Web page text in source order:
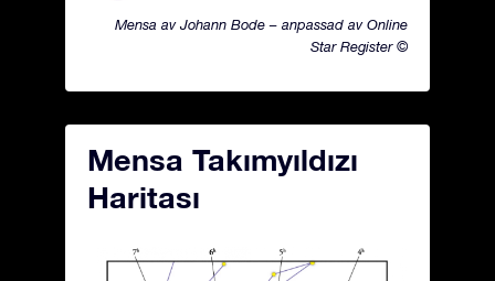
Mensa av Johann Bode – anpassad av Online
Star Register ©
Mensa Takımyıldızı
Haritası